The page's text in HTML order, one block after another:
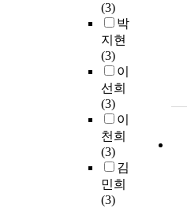
(3)
박
지현
(3)
이
선희
(3)
이
천희
(3)
김
민희
(3)